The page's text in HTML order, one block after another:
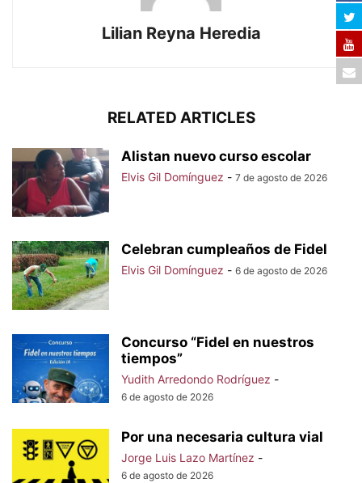
Lilian Reyna Heredia
RELATED ARTICLES
Alistan nuevo curso escolar
Elvis Gil Domínguez - 7 de agosto de 2026
Celebran cumpleaños de Fidel
Elvis Gil Domínguez - 6 de agosto de 2026
Concurso “Fidel en nuestros
tiempos”
Yudith Arredondo Rodríguez -
6 de agosto de 2026
Por una necesaria cultura vial
Jorge Luis Lazo Martínez -
6 de agosto de 2026